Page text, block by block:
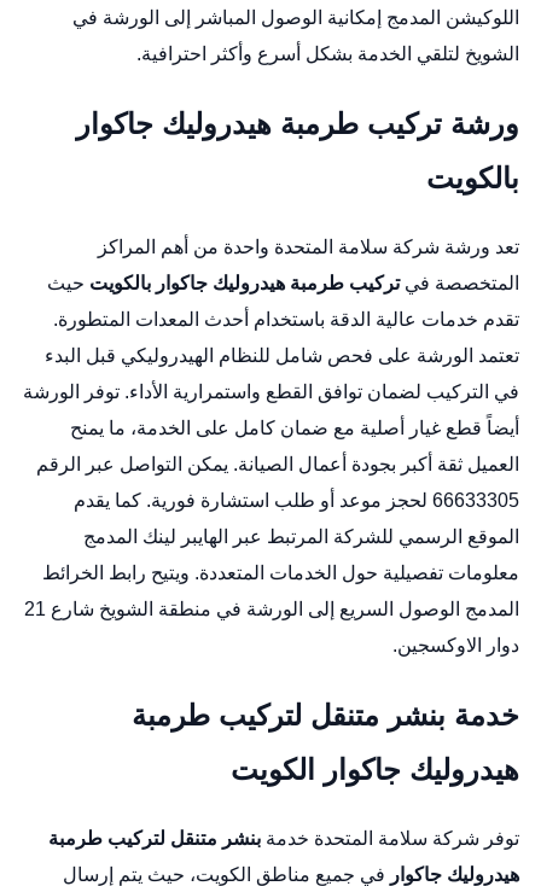
اللوكيشن المدمج إمكانية الوصول المباشر إلى الورشة في
الشويخ لتلقي الخدمة بشكل أسرع وأكثر احترافية.
ورشة تركيب طرمبة هيدروليك جاكوار
بالكويت
تعد ورشة شركة سلامة المتحدة واحدة من أهم المراكز
المتخصصة فيتركيب طرمبة هيدروليك جاكوار بالكويت حيث
تقدم خدمات عالية الدقة باستخدام أحدث المعدات المتطورة.
تعتمد الورشة على فحص شامل للنظام الهيدروليكي قبل البدء
في التركيب لضمان توافق القطع واستمرارية الأداء. توفر الورشة
أيضاً قطع غيار أصلية مع ضمان كامل على الخدمة، ما يمنح
العميل ثقة أكبر بجودة أعمال الصيانة. يمكن التواصل عبر الرقم
66633305 لحجز موعد أو طلب استشارة فورية. كما يقدم
الموقع الرسمي للشركة المرتبط عبر الهايبر لينك المدمج
معلومات تفصيلية حول الخدمات المتعددة. ويتيح رابط الخرائط
المدمج الوصول السريع إلى الورشة في منطقة الشويخ شارع 21
دوار الاوكسجين.
خدمة بنشر متنقل لتركيب طرمبة
هيدروليك جاكوار الكويت
توفر شركة سلامة المتحدة خدمة بنشر متنقل لتركيب طرمبة
هيدروليك جاكوار في جميع مناطق الكويت، حيث يتم إرسال